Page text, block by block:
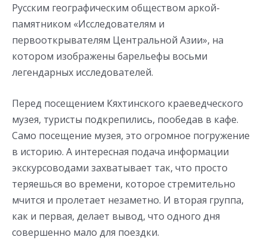
Русским географическим обществом аркой-
памятником «Исследователям и
первооткрывателям Центральной Азии», на
котором изображены барельефы восьми
легендарных исследователей.
Перед посещением Кяхтинского краеведческого
музея, туристы подкрепились, пообедав в кафе.
Само посещение музея, это огромное погружение
в историю. А интересная подача информации
экскурсоводами захватывает так, что просто
теряешься во времени, которое стремительно
мчится и пролетает незаметно. И вторая группа,
как и первая, делает вывод, что одного дня
совершенно мало для поездки.